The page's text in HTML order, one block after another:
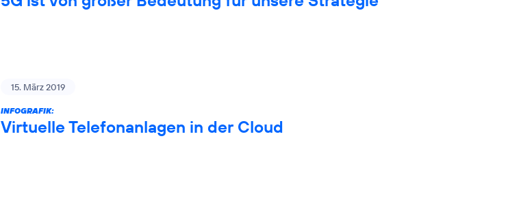
15. März 2019
INFOGRAFIK:
Virtuelle Telefonanlagen in der Cloud